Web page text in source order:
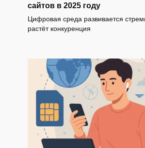
сайтов в 2025 году
Цифровая среда развивается
растёт конкуренция